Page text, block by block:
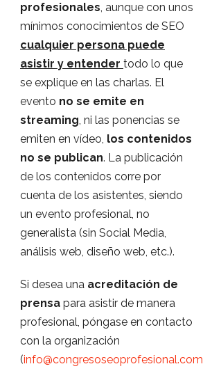
profesionales, aunque con unos
mínimos conocimientos de SEO
cualquier persona puede
asistir y entender todo lo que
se explique en las charlas. El
evento no se emite en
streaming, ni las ponencias se
emiten en vídeo, los contenidos
no se publican. La publicación
de los contenidos corre por
cuenta de los asistentes, siendo
un evento profesional, no
generalista (sin Social Media,
análisis web, diseño web, etc.).
Si desea una acreditación de
prensa para asistir de manera
profesional, póngase en contacto
con la organización
(info@congresoseoprofesional.com